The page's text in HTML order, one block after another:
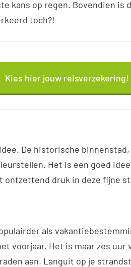
kans op regen. Bovendien is
toch?!
Kies hier jouw reisverzekering!
De historische
Het is een goed
ontzettend druk in deze fijne
als
voorjaar. Het is maar zes uur
aan. Languit op je